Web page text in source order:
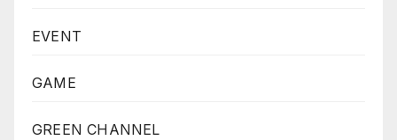
EVENT
GAME
GREEN CHANNEL